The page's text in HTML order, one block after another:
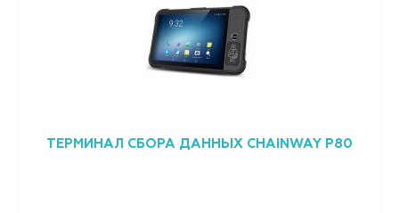
ТЕРМИНАЛ СБОРА ДАННЫХ CHAINWAY P80